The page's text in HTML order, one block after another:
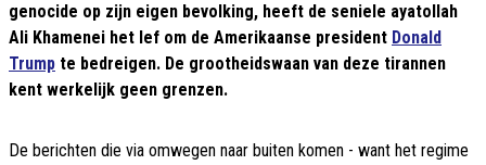
genocide op zijn eigen bevolking, heeft de seniele ayatollah
Ali Khamenei het lef om de Amerikaanse president Donald
Trump te bedreigen. De grootheidswaan van deze tirannen
kent werkelijk geen grenzen.
De berichten die via omwegen naar buiten komen - want het regime